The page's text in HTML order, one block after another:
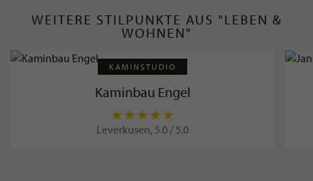
WEITERE STILPUNKTE AUS "LEBEN &
WOHNEN"
KAMINSTUDIO
Kaminbau Engel
Leverkusen, 5.0 / 5.0